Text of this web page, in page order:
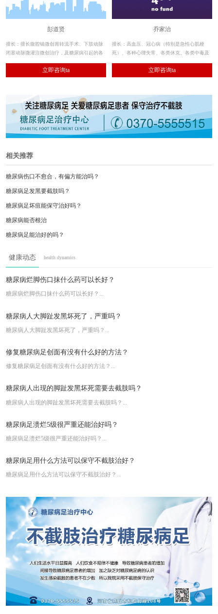
彭道贤
擅长：擅长腹腔镜微创胃转流手术、下肢动脉
闭塞动脉微灌注微创治疗，及糖尿病引起的各
立即咨询ta
乔家治
擅长：高血压、冠心病（特别是急性心肌梗
死）、各种心律失常、各类休克、各类中毒及
立即咨询ta
相关推荐
糖尿病伤口不愈合，有偏方能治吗？
糖尿病足发黑要截肢吗？
糖尿病足坏疽能保守治好吗？
糖尿病能否根治
糖尿病足能治好的吗？
老人的糖尿病足了怎么治疗能好
身上得糖尿病足怎么治疗
健康动态 health dynamics
糖尿病烂脚伤口抹什么药可以长好？
糖尿病烂脚伤口抹什么药可以长好？...
糖尿病人大脚趾发黑坏死了，严重吗？
糖尿病人大脚趾发黑坏死了，严重吗？...
修复糖尿病足创面有没有什么好的方法？
修复糖尿病足创面有没有什么好的方法？...
糖尿病人出现的脚趾发黑坏死需要去截肢吗？
糖尿病人出现的脚趾发黑坏死需要去截肢吗？...
糖尿病足溃烂5级很严重还能治好吗？
糖尿病足溃烂5级很严重还能治好吗？...
糖尿病足用什么方法可以保守不截肢治好？
糖尿病足用什么方法可以保守不截肢治好？...